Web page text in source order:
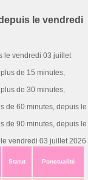
le vendredi
le vendredi 03 juillet
de 15 minutes,
de 30 minutes,
de 60 minutes, depuis le
de 90 minutes, depuis le
vendredi 03 juillet 2026
Statut Ponctualité